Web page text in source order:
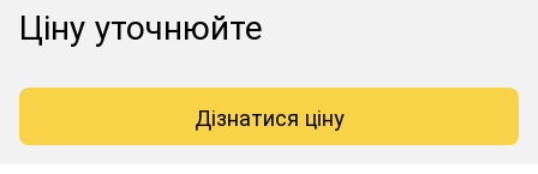
Ціну уточнюйте
Дізнатися ціну